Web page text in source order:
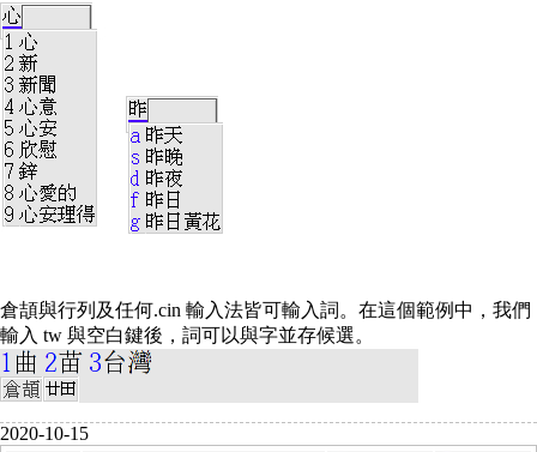
倉頡與行列及任何.cin 輸入法皆可輸入詞。在這個範例中，我們
輸入 tw 與空白鍵後，詞可以與字並存候選。
2020-10-15